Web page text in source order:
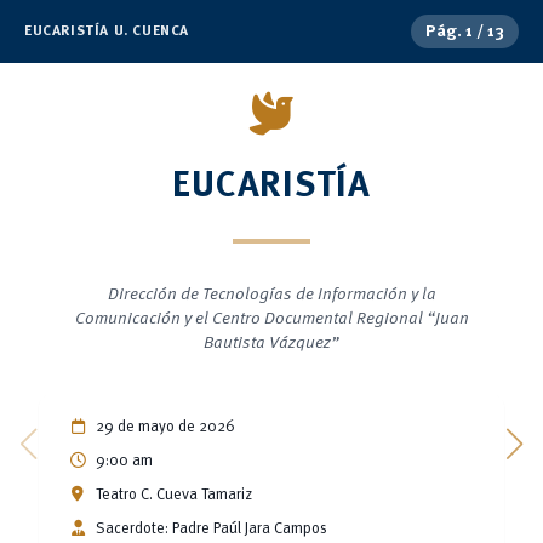
EUCARISTÍA U. CUENCA Pág. 1 / 13
EUCARISTÍA
Dirección de Tecnologías de Información y la
Comunicación y el Centro Documental Regional “Juan
Bautista Vázquez”
29 de mayo de 2026
9:00 am
Teatro C. Cueva Tamariz
Sacerdote: Padre Paúl Jara Campos